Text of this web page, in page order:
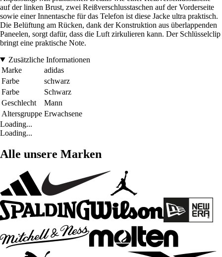
auf der linken Brust, zwei Reißverschlusstaschen auf der Vorderseite
sowie einer Innentasche für das Telefon ist diese Jacke ultra praktisch.
Die Belüftung am Rücken, dank der Konstruktion aus überlappenden
Paneelen, sorgt dafür, dass die Luft zirkulieren kann. Der Schlüsselclip
bringt eine praktische Note.
Zusätzliche Informationen
Marke
adidas
Farbe
schwarz
Farbe
Schwarz
Geschlecht
Mann
Altersgruppe Erwachsene
Loading...
Loading...
Alle unsere Marken